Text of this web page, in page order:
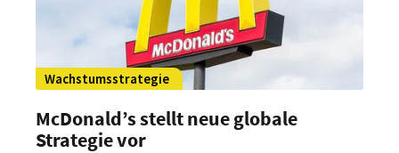
Wachstumsstrategie
McDonald’s stellt neue globale
Strategie vor